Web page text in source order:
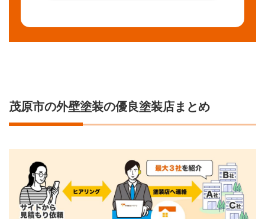
茂原市の外壁塗装の優良塗装店まとめ